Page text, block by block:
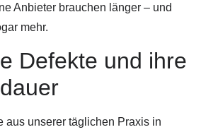
Anbieter brauchen länger – und
mehr.
Defekte und ihre
aus unserer täglichen Praxis in